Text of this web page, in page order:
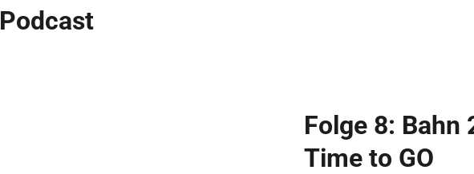
Podcast
Folge 8: Bahn
Time to GO